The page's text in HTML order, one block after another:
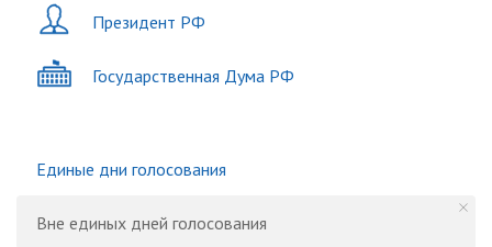
Президент РФ
Государственная Дума РФ
Единые дни голосования
Вне единых дней голосования